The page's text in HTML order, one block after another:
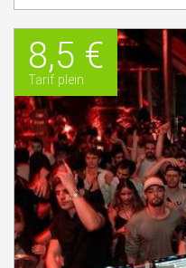
8,5 €
Tarif plein